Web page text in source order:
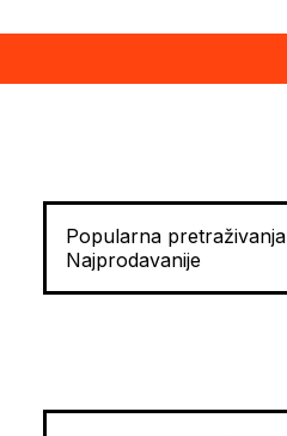
Popularna pretraživanja
Najprodavanije